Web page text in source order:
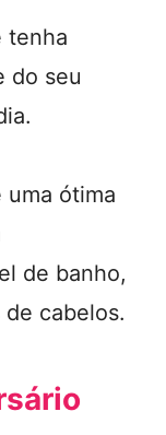
tenha
do seu
uma ótima
de banho,
cabelos.